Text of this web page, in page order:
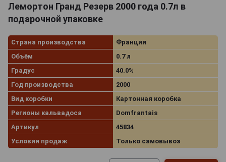
Лемортон Гранд Резерв 2000 года 0.7л в
подарочной упаковке
Страна производства
Франция
Объём
0.7 л
Градус
40.0%
Год производства
2000
Вид коробки
Картонная коробка
Регионы кальвадоса
Domfrantais
Артикул
45834
Условия продаж
Только самовывоз